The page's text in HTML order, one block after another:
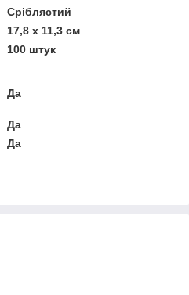
Сріблястий
17,8 х 11,3 см
100 штук
Да
Да
Да